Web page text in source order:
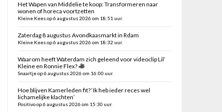
Het Wapen van Middelie te koop: Transformeren naar
wonen of horeca voortzetten
Kleine Kees op 6 augustus 2026 om 18:51 uur.
Zaterdag 8 augustus Avondkaasmarkt in Rdam
Kleine Kees op 6 augustus 2026 om 18:32 uur.
Waarom heeft Waterdam zich geleend voor videoclip Lil’
Kleine en Ronnie Flex?
Snaartje op 6 augustus 2026 om 16:00 uur.
Hoe blijven Kamerleden fit? ‘Ik heb ieder reces wel
lichamelijke klachten’
Positivo op 6 augustus 2026 om 15:30 uur.